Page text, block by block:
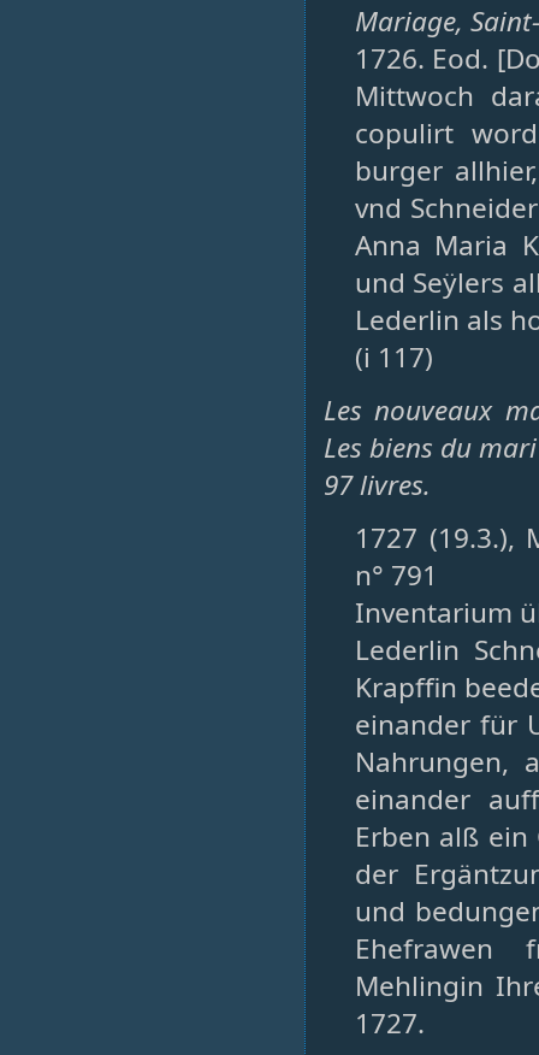
Mariage,
1726. Eod.
Mittwoch
copulirt
burger
vnd
Anna Maria
und Seÿlers
Lederlin als
(i 117)
Les nouveaux
Les biens du
97 livres.
1727 (19.3.),
n° 791
Inventarium
Lederlin
Krapffin
einander für
Nahrungen,
einander
Erben alß
der
und
Ehefrawen
Mehlingin
1727.